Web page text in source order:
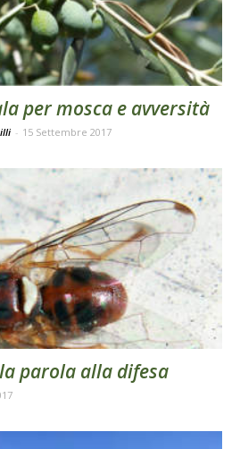
per mosca e avversità
- 15 Settembre 2017
parola alla difesa